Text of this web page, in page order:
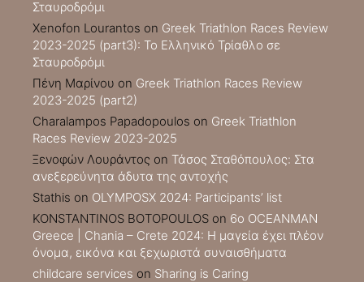
Σταυροδρόμι
Xenofon Lourantos on Greek Triathlon Races Review
2023-2025 (part3): Το Ελληνικό Τρίαθλο σε
Σταυροδρόμι
Πένη Μαρίνου on Greek Triathlon Races Review
2023-2025 (part2)
Charalampos Papadopoulos on Greek Triathlon
Races Review 2023-2025
Ξενοφών Λουράντος on Τάσος Σταθόπουλος: Στα
ανεξερεύνητα άδυτα της αντοχής
Stathis on OLYMPOSX 2024: Participants’ list
KONSTANTINOS BOTOPOULOS on 6ο OCEANMAN
Greece | Chania – Crete 2024: Η μαγεία έχει πλέον
όνομα, εικόνα και ξεχωριστά συναισθήματα
childcare services on Sharing is Caring